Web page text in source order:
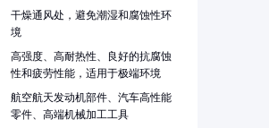
干燥通风处，避免潮湿和腐蚀性环
境
高强度、高耐热性、良好的抗腐蚀
性和疲劳性能，适用于极端环境
航空航天发动机部件、汽车高性能
零件、高端机械加工工具